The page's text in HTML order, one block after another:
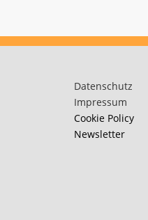
Datenschutz
Impressum
Cookie Policy
Newsletter